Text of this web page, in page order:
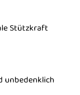
Stützkraft
unbedenklich